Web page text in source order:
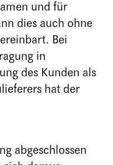
und für
dies auch ohne
Bei
in
des Kunden als
hat der
abgeschlossen